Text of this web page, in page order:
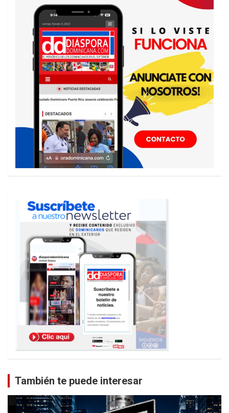
También te puede interesar